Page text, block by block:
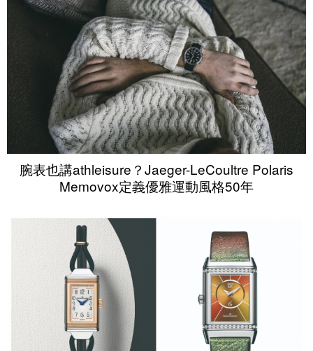
腕表也講athleisure？Jaeger-LeCoultre Polaris
Memovox定義優雅運動風格50年